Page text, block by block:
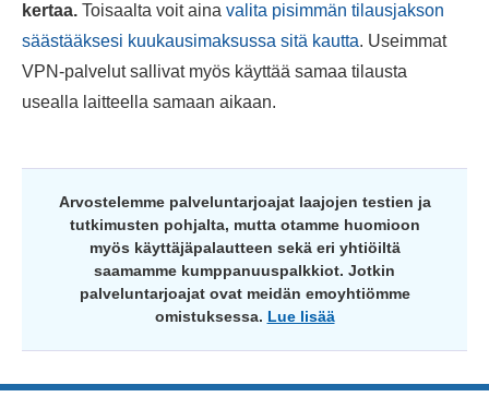
kertaa. Toisaalta voit aina valita pisimmän tilausjakson
säästääksesi kuukausimaksussa sitä kautta. Useimmat
VPN-palvelut sallivat myös käyttää samaa tilausta
usealla laitteella samaan aikaan.
Arvostelemme palveluntarjoajat laajojen testien ja
tutkimusten pohjalta, mutta otamme huomioon
myös käyttäjäpalautteen sekä eri yhtiöiltä
saamamme kumppanuuspalkkiot. Jotkin
palveluntarjoajat ovat meidän emoyhtiömme
omistuksessa. Lue lisää